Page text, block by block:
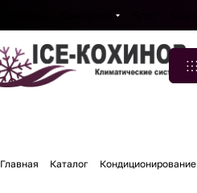
Главная Каталог Кондиционирование